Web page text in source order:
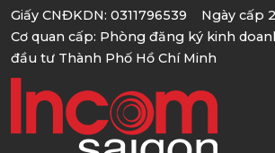
Giấy CNĐKDN: 0311796539 Ngày cấp
Cơ quan cấp: Phòng đăng ký kinh
đầu tư Thành Phố Hồ Chí Minh